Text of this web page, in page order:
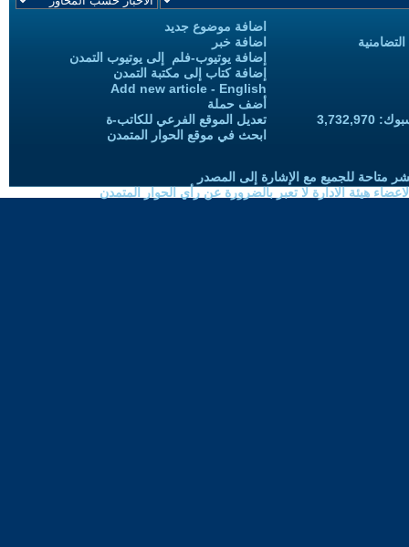
اضافة موضوع جديد
اضافة خبر
إضافة يوتيوب-فلم إلى يوتيوب التمدن
إضافة كتاب إلى مكتبة التمدن
Add new article - English
أضف حملة
تعديل الموقع الفرعي للكاتب-ة
ابحث في موقع الحوار المتمدن
متاحة للجميع مع الإشارة إلى المصدر
هيئة الادارة لا تعبر بالضرورة عن رأي الحوار المتمدن